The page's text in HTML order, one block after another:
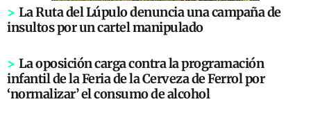
> La Ruta del Lúpulo denuncia una campaña de
insultos por un cartel manipulado
> La oposición carga contra la programación
infantil de la Feria de la Cerveza de Ferrol por
‘normalizar’ el consumo de alcohol